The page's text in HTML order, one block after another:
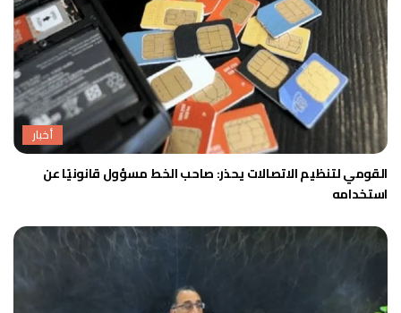
أخبار
القومي لتنظيم الاتصالات يحذر: صاحب الخط مسؤول قانونيًا عن
استخدامه